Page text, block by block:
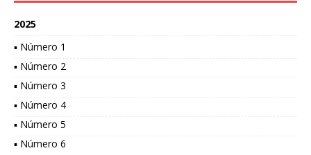
2025
▪ Número 1
▪ Número 2
▪ Número 3
▪ Número 4
▪ Número 5
▪ Número 6